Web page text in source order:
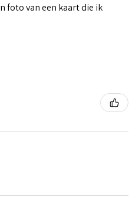
foto van een kaart die ik